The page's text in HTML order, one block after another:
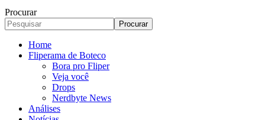
Procurar
Home
Fliperama de Boteco
Bora pro Fliper
Veja você
Drops
Nerdbyte News
Análises